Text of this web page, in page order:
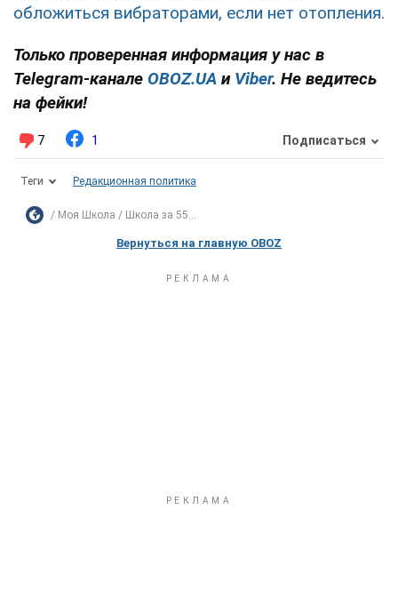
обложиться вибраторами, если нет отопления.
Только проверенная информация у нас в
Telegram-канале OBOZ.UA и Viber. Не ведитесь
на фейки!
7 1 Подписаться
Теги Редакционная политика
Моя Школа Школа за 55...
Вернуться на главную OBOZ